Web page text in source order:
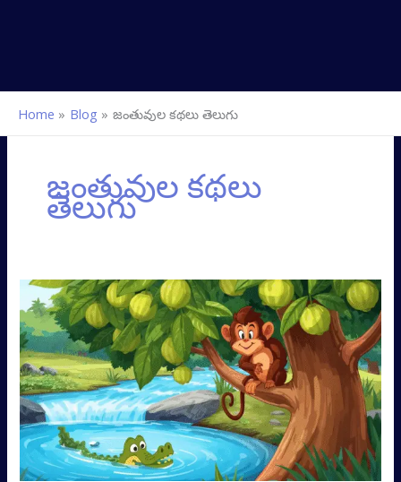
Home Blog జంతువుల కథలు తెలుగు
జంతువుల కథలు
తెలుగు
మొసలి
మరియు
కోతి
కథ
(పంచతంత్రం)